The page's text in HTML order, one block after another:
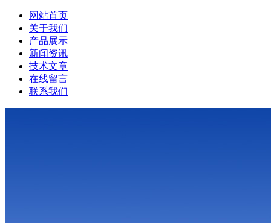
网站首页
关于我们
产品展示
新闻资讯
技术文章
在线留言
联系我们